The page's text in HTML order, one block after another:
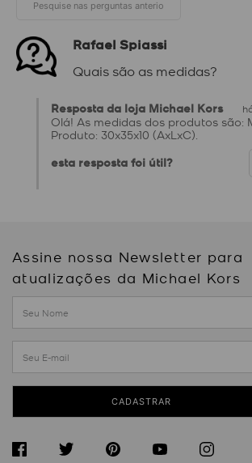
Rafael Spiassi
Quais são as medidas?
Resposta da loja Michael Kors
Olá! As medidas dos produtos são:
Produto: 30x35x10 (AxLxC).
esta resposta foi útil?
Assine nossa Newsletter para
atualizações da Michael Kors
CADASTRAR